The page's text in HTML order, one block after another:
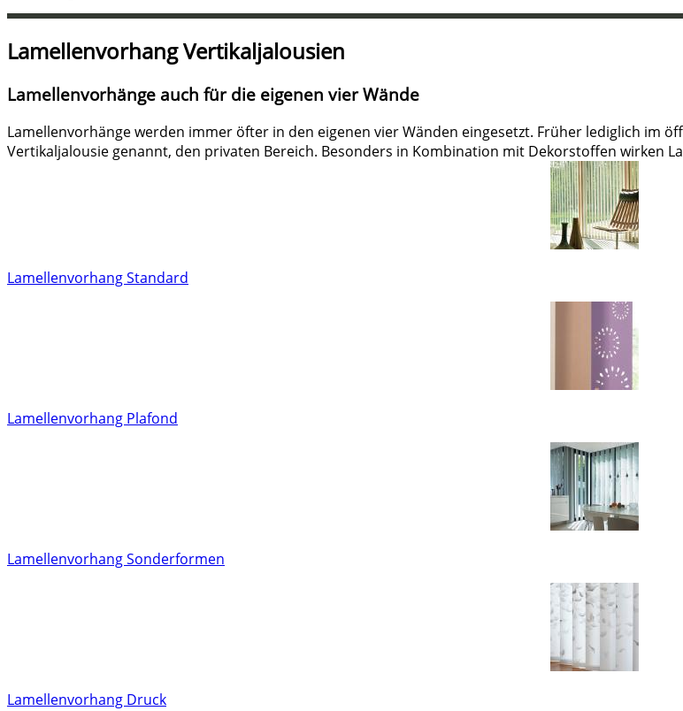
Lamellenvorhang Vertikaljalousien
Lamellenvorhänge auch für die eigenen vier Wände
Lamellenvorhänge werden immer öfter in den eigenen vier Wänden eingesetzt. Früher lediglich im
Vertikaljalousie genannt, den privaten Bereich. Besonders in Kombination mit Dekorstoffen wirken
Lamellenvorhang Standard
Lamellenvorhang Plafond
Lamellenvorhang Sonderformen
Lamellenvorhang Druck